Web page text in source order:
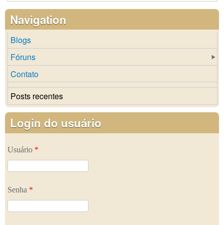
Navigation
Blogs
Fóruns
Contato
Posts recentes
Login do usuário
Usuário *
Senha *